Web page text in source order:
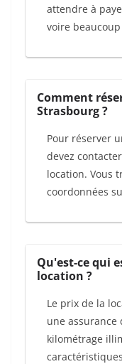
attendre à
voire
Comment
Strasbourg ?
Pour réserver
devez
location. Vous
coordonnées
Qu'est-ce qui
location ?
Le prix de la
une assurance
kilométrage